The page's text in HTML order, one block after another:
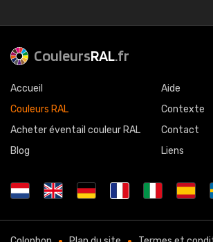
CouleursRAL.fr
Accueil
Couleurs RAL
Acheter éventail couleur RAL
Blog
Aide
Contexte
Contact
Liens